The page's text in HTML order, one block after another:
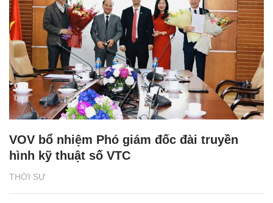
THỜI SỰ
VOV bổ nhiệm Phó giám đốc đài truyền
hình kỹ thuật số VTC